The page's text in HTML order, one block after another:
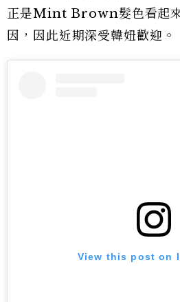
正是Mint Brown髮色看起
因，因此近期深受韓妞歡迎。
View this post on